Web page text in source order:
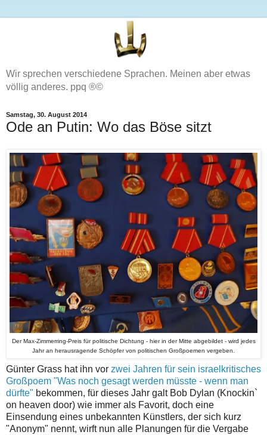
Wir sprechen verschiedene Sprachen. Meinen aber etwas
völlig anderes. ppq ®©
Samstag, 30. August 2014
Ode an Putin: Wo das Böse sitzt
Der Max-Zimmerring-Preis für politische Dichtung - hier in der Mitte abgebildet - wird jedes
Jahr an herausragende Schöpfer von politischen Großpoemen vergeben.
Günter Grass hat ihn vor zwei Jahren für sein israelkritisches
Großpoem "Was noch gesagt werden müsste - wenn man
dürfte" bekommen, für dieses Jahr galt Bob Dylan (Knockin`
on heaven door) wie immer als Favorit, doch eine
Einsendung eines unbekannten Künstlers, der sich kurz
"Anonym" nennt, wirft nun alle Planungen für die Vergabe